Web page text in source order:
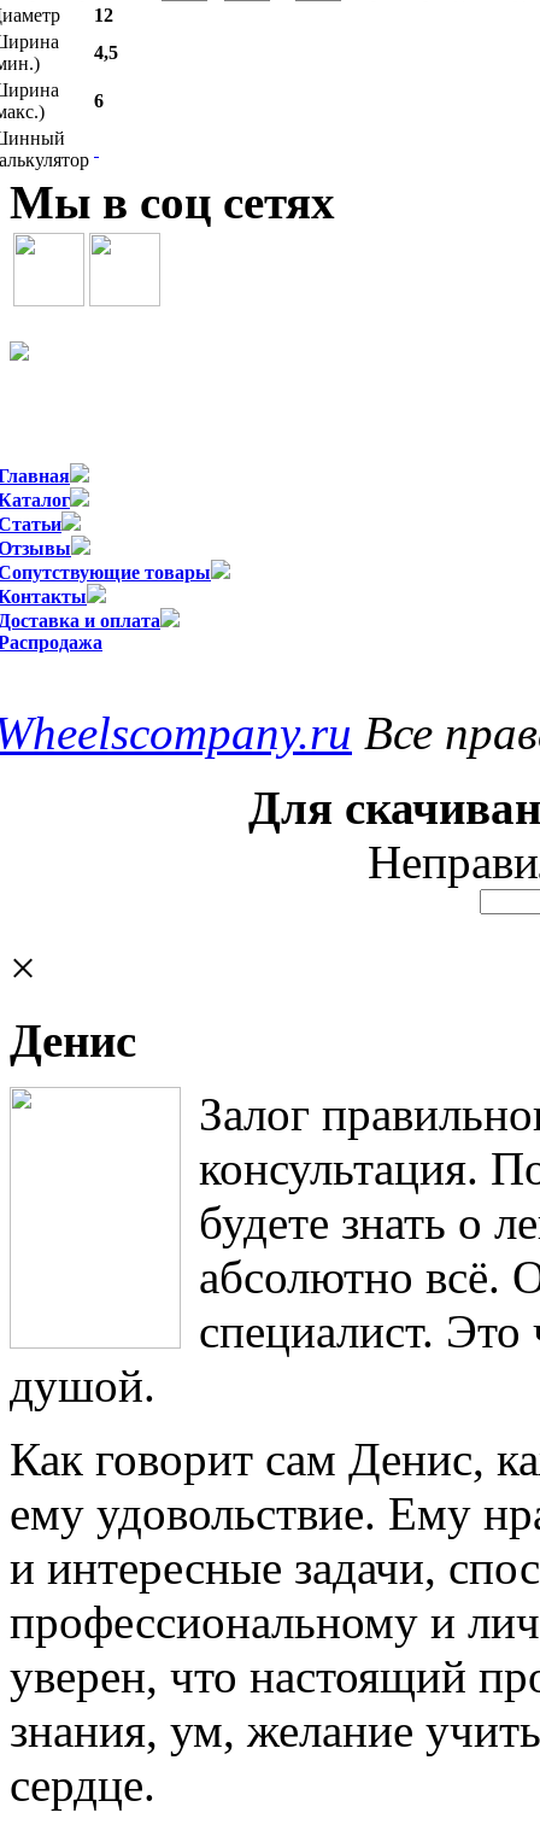
12
4,5
6
Мы в соц сетях
товары
и оплата
Все
Для
×
Денис
Залог
консультация.
будете знать о
абсолютно
специалист.
душой.
Как говорит сам Денис,
ему удовольствие. Ему
и интересные задачи,
профессиональному и
уверен, что настоящий
знания, ум, желание
сердце.